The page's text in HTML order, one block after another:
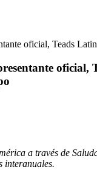
oficial, Teads
a través de
interanuales.